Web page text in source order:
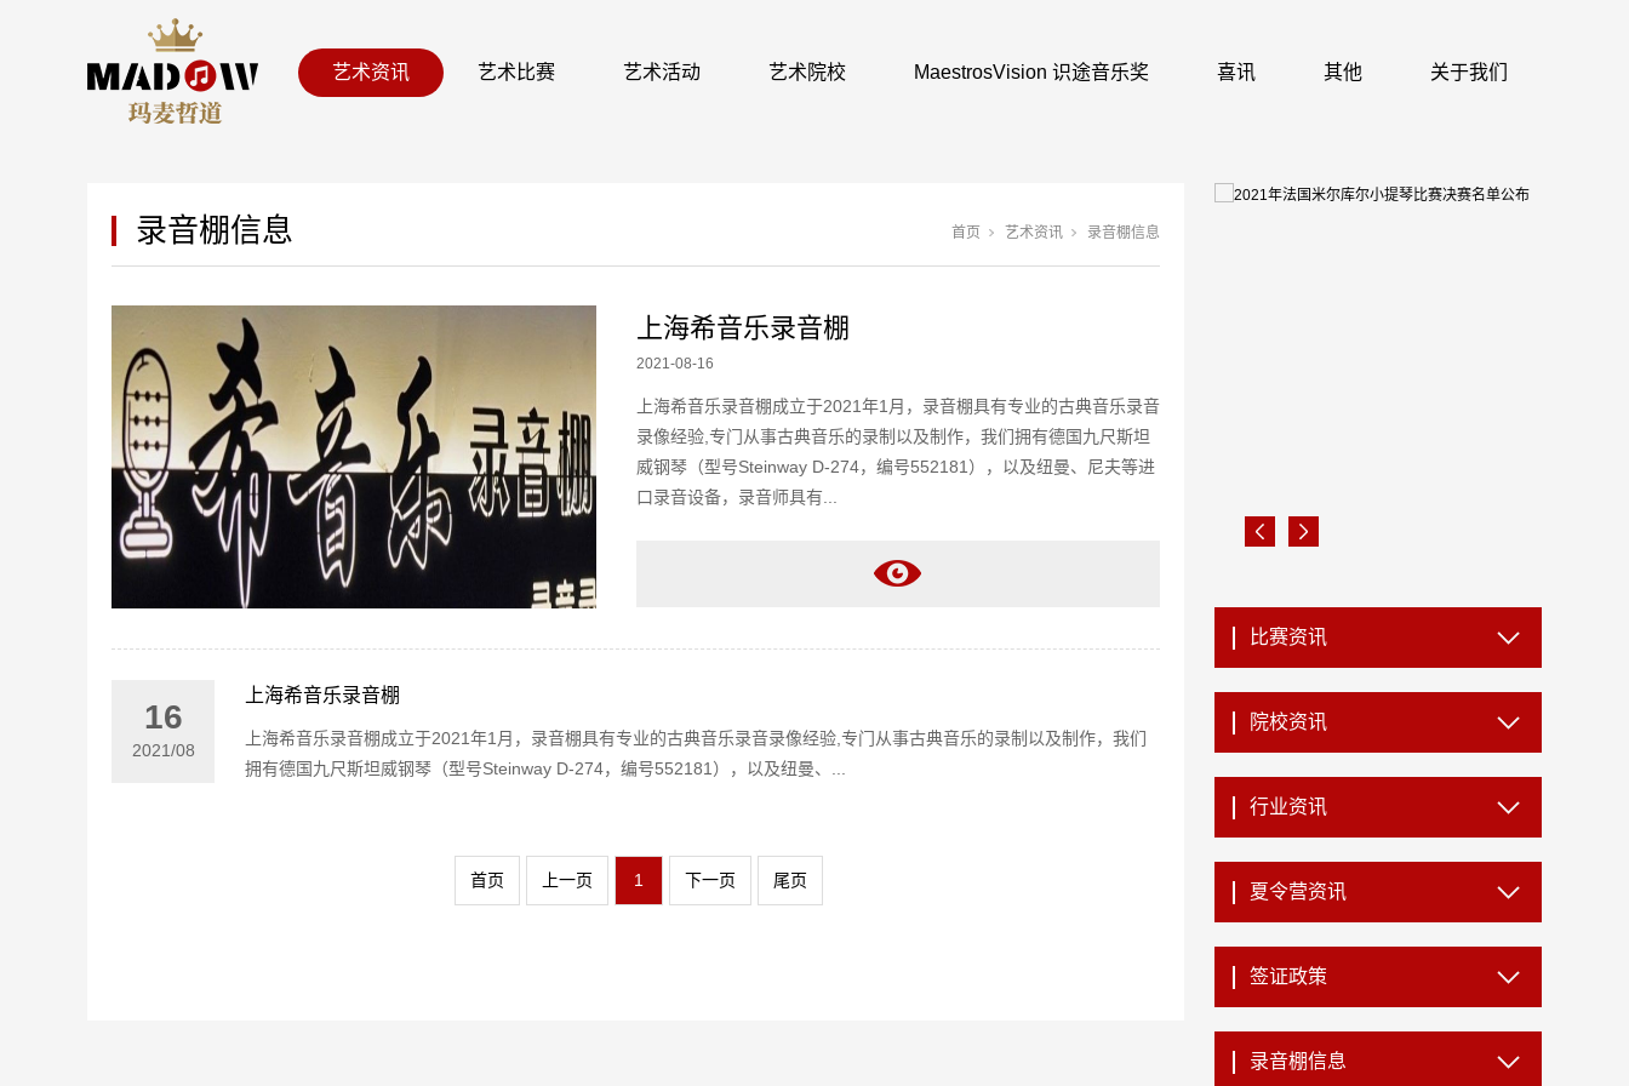
艺术资讯 艺术比赛 艺术活动 艺术院校 MaestrosVision 识途音乐奖 喜讯 其他 关于我们
录音棚信息 首页 艺术资讯 录音棚信息
上海希音乐录音棚
2021-08-16
上海希音乐录音棚成立于2021年1月，录音棚具有专业的古典音乐录音
录像经验,专门从事古典音乐的录制以及制作，我们拥有德国九尺斯坦
威钢琴（型号Steinway D-274，编号552181），以及纽曼、尼夫等进
口录音设备，录音师具有...
16
2021/08
上海希音乐录音棚
上海希音乐录音棚成立于2021年1月，录音棚具有专业的古典音乐录音录像经验,专门从事古典音乐的录制以及制作，我们
拥有德国九尺斯坦威钢琴（型号Steinway D-274，编号552181），以及纽曼、...
首页 上一页 1 下一页 尾页
比赛资讯
院校资讯
行业资讯
夏令营资讯
签证政策
录音棚信息